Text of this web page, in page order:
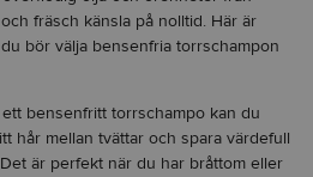
fräsch känsla på nolltid. Här är
bör välja bensenfria torrschampon
bensenfritt torrschampo kan du
hår mellan tvättar och spara värdefull
är perfekt när du har bråttom eller